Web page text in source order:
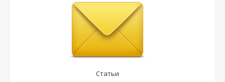
Статьи